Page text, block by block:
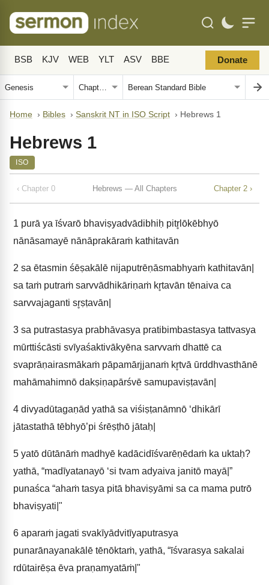
BSB KJV WEB YLT ASV BBE Donate
Home › Bibles › Sanskrit NT in ISO Script › Hebrews 1
Hebrews 1
ISO
‹ Chapter 0 Hebrews — All Chapters Chapter 2 ›
1 purā ya īśvarō bhaviṣyadvādibhiḥ pitr̥lōkēbhyō
nānāsamayē nānāprakāraṁ kathitavān
2 sa ētasmin śēṣakālē nijaputrēṇāsmabhyaṁ kathitavān|
sa taṁ putraṁ sarvvādhikāriṇaṁ kr̥tavān tēnaiva ca
sarvvajaganti sr̥ṣṭavān|
3 sa putrastasya prabhāvasya pratibimbastasya tattvasya
mūrttiścāsti svīyaśaktivākyēna sarvvaṁ dhattē ca
svaprāṇairasmākaṁ pāpamārjjanaṁ kr̥tvā ūrddhvasthānē
mahāmahimnō dakṣiṇapārśvē samupaviṣṭavān|
4 divyadūtagaṇād yathā sa viśiṣṭanāmnō ‘dhikārī
jātastathā tēbhyō’pi śrēṣṭhō jātaḥ|
5 yatō dūtānāṁ madhyē kadācidīśvarēṇēdaṁ ka uktaḥ?
yathā, “madīyatanayō ‘si tvam adyaiva janitō mayā|”
punaśca “ahaṁ tasya pitā bhaviṣyāmi sa ca mama putrō
bhaviṣyati|"
6 aparaṁ jagati svakīyādvitīyaputrasya
punarānayanakālē tēnōktaṁ, yathā, “īśvarasya sakalai
rdūtairēṣa ēva praṇamyatāṁ|"